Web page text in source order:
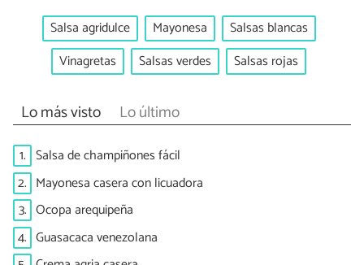
Salsa agridulce Mayonesa
Salsas blancas
Vinagretas
Salsas verdes Salsas rojas
Lo más visto Lo último
1. Salsa de champiñones fácil
2. Mayonesa casera con licuadora
3. Ocopa arequipeña
4. Guasacaca venezolana